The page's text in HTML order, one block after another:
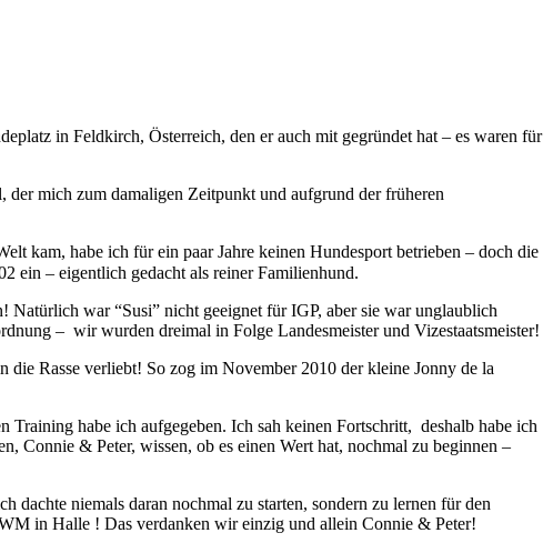
in Feldkirch, Österreich, den er auch mit gegründet hat – es waren für
mich zum damaligen Zeitpunkt und aufgrund der früheren
kam, habe ich für ein paar Jahre keinen Hundesport betrieben – doch die
ein – eigentlich gedacht als reiner Familienhund.
war “Susi” nicht geeignet für IGP, aber sie war unglaublich
– wir wurden dreimal in Folge Landesmeister und Vizestaatsmeister!
Rasse verliebt! So zog im November 2010 der kleine Jonny de la
Training habe ich aufgegeben. Ich sah keinen Fortschritt, deshalb habe ich
Connie & Peter, wissen, ob es einen Wert hat, nochmal zu beginnen –
dachte niemals daran nochmal zu starten, sondern zu lernen für den
in Halle ! Das verdanken wir einzig und allein Connie & Peter!